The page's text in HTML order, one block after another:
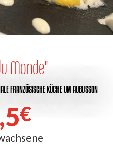
Monde"
FRANZÖSISCHE KÜCHEUM AUBUSSON
€